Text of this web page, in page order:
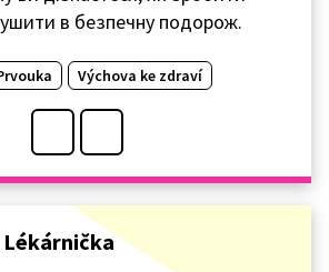
в безпечну подорож.
Výchova ke zdraví